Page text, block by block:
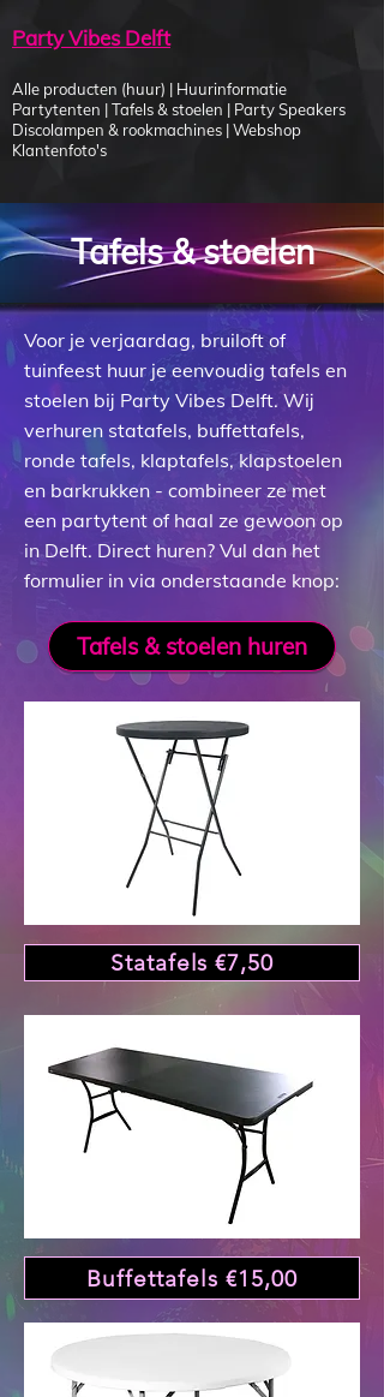
Party Vibes Delft
Alle producten (huur) | Huurinformatie
Partytenten |Tafels & stoelen | Party Speakers
Discolampen & rookmachines |Webshop
Klantenfoto's
Tafels & stoelen
Voor je verjaardag, bruiloft of
tuinfeest huur je eenvoudig tafels en
stoelen bij Party Vibes Delft. Wij
verhuren statafels, buffettafels,
ronde tafels, klaptafels, klapstoelen
en barkrukken - combineer ze met
een partytent of haal ze gewoon op
in Delft. Direct huren? Vul dan het
formulier in via onderstaande knop:
Tafels & stoelen huren
Statafels €7,50
Buffettafels €15,00